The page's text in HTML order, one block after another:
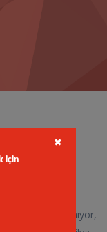
ihracatı
yakından tanıyor,
için
✖